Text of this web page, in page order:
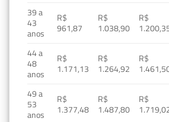
39 a
43
anos
R$
961,87
R$
1.038,90
R$
44 a
48
anos
R$
1.171,13
R$
1.264,92
R$
49 a
53
anos
R$
1.377,48
R$
1.487,80
R$